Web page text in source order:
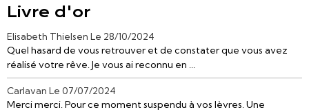
Livre d'or
Elisabeth Thielsen Le 28/10/2024
Quel hasard de vous retrouver et de constater que vous avez
réalisé votre rêve. Je vous ai reconnu en ...
Carlavan Le 07/07/2024
Merci merci. Pour ce moment suspendu à vos lèvres. Une